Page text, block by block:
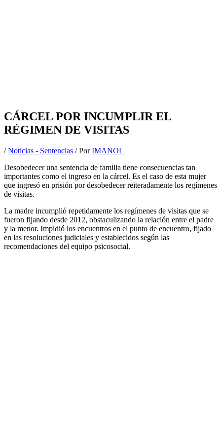
CÁRCEL POR INCUMPLIR EL
RÉGIMEN DE VISITAS
/Noticias - Sentencias / PorIMANOL
Desobedecer una sentencia de familia tiene consecuencias tan
importantes como el ingreso en la cárcel. Es el caso de esta mujer
que ingresó en prisión por desobedecer reiteradamente los regímenes
de visitas.
La madre incumplió repetidamente los regímenes de visitas que se
fueron fijando desde 2012, obstaculizando la relación entre el padre
y la menor. Impidió los encuentros en el punto de encuentro, fijado
en las resoluciones judiciales y establecidos según las
recomendaciones del equipo psicosocial.